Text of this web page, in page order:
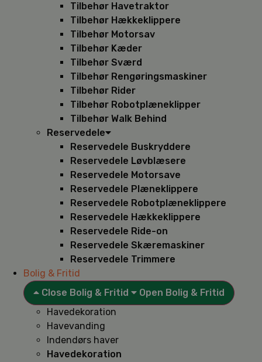
Tilbehør Havetraktor
Tilbehør Hækkeklippere
Tilbehør Motorsav
Tilbehør Kæder
Tilbehør Sværd
Tilbehør Rengøringsmaskiner
Tilbehør Rider
Tilbehør Robotplæneklipper
Tilbehør Walk Behind
Reservedele
Reservedele Buskryddere
Reservedele Løvblæsere
Reservedele Motorsave
Reservedele Plæneklippere
Reservedele Robotplæneklippere
Reservedele Hækkeklippere
Reservedele Ride-on
Reservedele Skæremaskiner
Reservedele Trimmere
Bolig & Fritid
Close Bolig & Fritid
Open Bolig & Fritid
Havedekoration
Havevanding
Indendørs haver
Havedekoration